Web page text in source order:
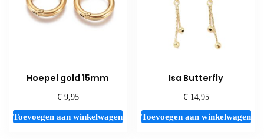
Hoepel gold 15mm
€9,95
Toevoegen aan winkelwagen
Isa Butterfly
€14,95
Toevoegen aan winkelwagen